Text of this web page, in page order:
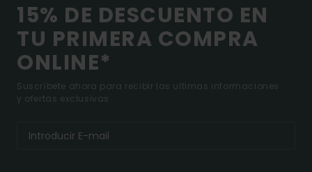
15% DE DESCUENTO EN
TU PRIMERA COMPRA
ONLINE*
Suscríbete ahora para recibir las ultimas informaciones
y ofertas exclusivas.